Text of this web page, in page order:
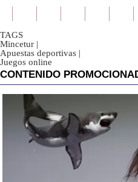
TAGS
Mincetur |
Apuestas deportivas |
Juegos online